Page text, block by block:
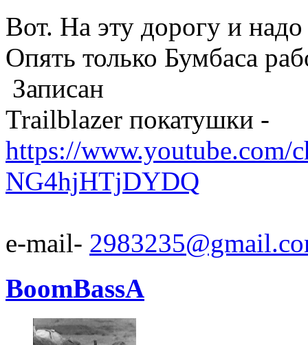
Вот. На эту дорогу и
Опять только Бумбаса
Записан
Trailblazer покатушки -
https://
NG4hjHTjDYDQ
e-mail-
BoomBassA